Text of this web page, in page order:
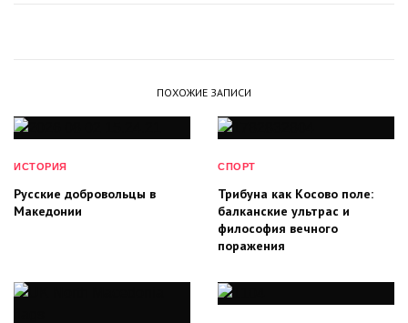
ПОХОЖИЕ ЗАПИСИ
ИСТОРИЯ
Русские добровольцы в
Македонии
СПОРТ
Трибуна как Косово поле:
балканские ультрас и
философия вечного
поражения